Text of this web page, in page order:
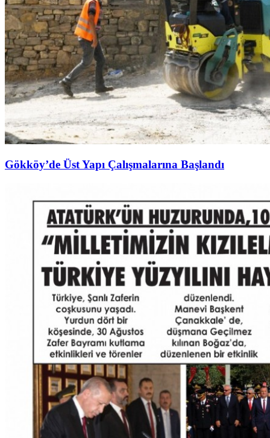
Gökköy’de Üst Yapı Çalışmalarına Başlandı